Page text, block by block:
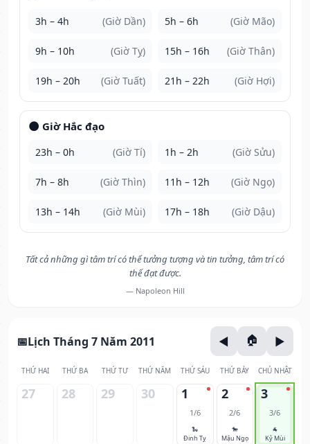
3h – 4h (Giờ Dần) 5h – 6h (Giờ Mão)
9h – 10h (Giờ Tỵ) 15h – 16h (Giờ Thân)
19h – 20h (Giờ Tuất) 21h – 22h (Giờ Hợi)
🌑 Giờ Hắc đạo
23h – 0h (Giờ Tí) 1h – 2h (Giờ Sửu)
7h – 8h (Giờ Thìn) 11h – 12h (Giờ Ngọ)
13h – 14h (Giờ Mùi) 17h – 18h (Giờ Dậu)
Tất cả những gì tâm trí có thể tưởng tượng và tin tưởng, tâm trí có
thể đạt được.
— Napoleon Hill
Lịch Tháng 7 Năm 2011
THỨ HAI THỨ BA THỨ TƯ THỨ NĂM THỨ SÁU THỨ BẢY CHỦ NHẬT
27 28 29 30 1
1/6
🐍
Đinh Tỵ
2
2/6
🐎
Mậu Ngọ
3
3/6
🐐
Kỷ Mùi